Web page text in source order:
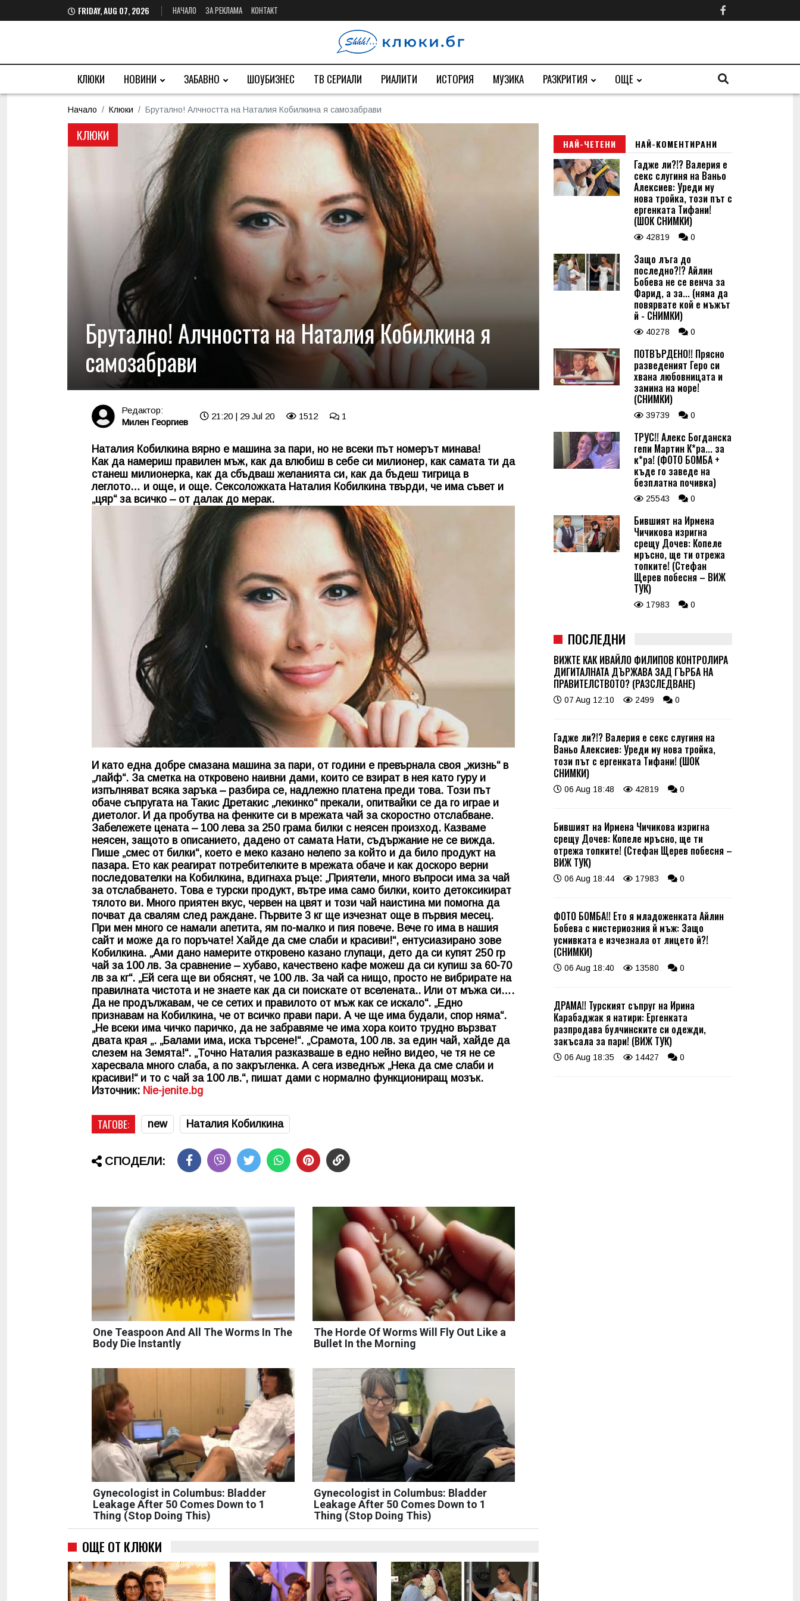
FRIDAY, AUG 07, 2026 НАЧАЛО ЗА РЕКЛАМА КОНТАКТ
КЛЮКИ НОВИНИ ЗАБАВНО ШОУБИЗНЕС ТВ СЕРИАЛИ РИАЛИТИ ИСТОРИЯ МУЗИКА РАЗКРИТИЯ ОЩЕ
Начало Клюки Брутално! Алчността на Наталия Кобилкина я самозабрави
КЛЮКИ
Брутално! Алчността на Наталия Кобилкина я
самозабрави
Редактор:
Милен Георгиев
21:20 | 29 Jul 20 1512 1
Наталия Кобилкина вярно е машина за пари, но не всеки път номерът минава!
Как да намериш правилен мъж, как да влюбиш в себе си милионер, как самата ти да
станеш милионерка, как да сбъдваш желанията си, как да бъдеш тигрица в
леглото… и още, и още. Сексоложката Наталия Кобилкина твърди, че има съвет и
„цяр“ за всичко – от далак до мерак.
И като една добре смазана машина за пари, от години е превърнала своя „жизнь“ в
„лайф“. За сметка на откровено наивни дами, които се взират в нея като гуру и
изпълняват всяка заръка – разбира се, надлежно платена преди това. Този път
обаче съпругата на Такис Дретакис „лекинко“ прекали, опитвайки се да го играе и
диетолог. И да пробутва на фенките си в мрежата чай за скоростно отслабване.
Забележете цената – 100 лева за 250 грама билки с неясен произход. Казваме
неясен, защото в описанието, дадено от самата Нати, съдържание не се вижда.
Пише „смес от билки“, което е меко казано нелепо за който и да било продукт на
пазара. Ето как реагират потребителките в мрежата обаче и как доскоро верни
последователки на Кобилкина, вдигнаха ръце: „Приятели, много въпроси има за чай
за отслабването. Това е турски продукт, вътре има само билки, които детоксикират
тялото ви. Много приятен вкус, червен на цвят и този чай наистина ми помогна да
почват да свалям след раждане. Първите 3 кг ще изчезнат още в първия месец.
При мен много се намали апетита, ям по-малко и пия повече. Вече го има в нашия
сайт и може да го поръчате! Хайде да сме слаби и красиви!“, ентусиазирано зове
Кобилкина. „Ами дано намерите откровено казано глупаци, дето да си купят 250 гр
чай за 100 лв. За сравнение – хубаво, качествено кафе можеш да си купиш за 60-70
лв за кг“. „Ей сега ще ви обяснят, че 100 лв. За чай са нищо, просто не вибрирате на
правилната чистота и не знаете как да си поискате от вселената.. Или от мъжа си….
Да не продължавам, че се сетих и правилото от мъж как се искало“. „Едно
признавам на Кобилкина, че от всичко прави пари. А че ще има будали, спор няма“.
„Не всеки има чичко паричко, да не забравяме че има хора които трудно вързват
двата края „. „Балами има, иска търсене!“. „Срамота, 100 лв. за един чай, хайде да
слезем на Земята!“. „Точно Наталия разказваше в едно нейно видео, че тя не се
харесвала много слаба, а по закръгленка. А сега изведнъж „Нека да сме слаби и
красиви!“ и то с чай за 100 лв.“, пишат дами с нормално функциониращ мозък.
Източник: Nie-jenite.bg
ТАГОВЕ: new Наталия Кобилкина
СПОДЕЛИ:
One Teaspoon And All The Worms In The
Body Die Instantly
The Horde Of Worms Will Fly Out Like a
Bullet In the Morning
Gynecologist in Columbus: Bladder
Leakage After 50 Comes Down to 1
Thing (Stop Doing This)
Gynecologist in Columbus: Bladder
Leakage After 50 Comes Down to 1
Thing (Stop Doing This)
ОЩЕ ОТ КЛЮКИ
НАЙ-ЧЕТЕНИ НАЙ-КОМЕНТИРАНИ
Гадже ли?!? Валерия е
секс слугиня на Ваньо
Алексиев: Уреди му
нова тройка, този път с
ергенката Тифани!
(ШОК СНИМКИ)
42819 0
Защо лъга до
последно?!? Айлин
Бобева не се венча за
Фарид, а за... (няма да
повярвате кой е мъжът
й - СНИМКИ)
40278 0
ПОТВЪРДЕНО!! Прясно
разведеният Геро си
хвана любовницата и
замина на море!
(СНИМКИ)
39739 0
ТРУС!! Алекс Богданска
гепи Мартин К*ра... за
к*ра! (ФОТО БОМБА +
къде го заведе на
безплатна почивка)
25543 0
Бившият на Ирмена
Чичикова изригна
срещу Дочев: Копеле
мръсно, ще ти отрежа
топките! (Стефан
Щерев побесня – ВИЖ
ТУК)
17983 0
ПОСЛЕДНИ
ВИЖТЕ КАК ИВАЙЛО ФИЛИПОВ КОНТРОЛИРА
ДИГИТАЛНАТА ДЪРЖАВА ЗАД ГЪРБА НА
ПРАВИТЕЛСТВОТО? (РАЗСЛЕДВАНЕ)
07 Aug 12:10 2499 0
Гадже ли?!? Валерия е секс слугиня на
Ваньо Алексиев: Уреди му нова тройка,
този път с ергенката Тифани! (ШОК
СНИМКИ)
06 Aug 18:48 42819 0
Бившият на Ирмена Чичикова изригна
срещу Дочев: Копеле мръсно, ще ти
отрежа топките! (Стефан Щерев побесня –
ВИЖ ТУК)
06 Aug 18:44 17983 0
ФОТО БОМБА!! Ето я младоженката Айлин
Бобева с мистериозния й мъж: Защо
усмивката е изчезнала от лицето й?!
(СНИМКИ)
06 Aug 18:40 13580 0
ДРАМА!! Турският съпруг на Ирина
Карабаджак я натири: Ергенката
разпродава булчинските си одежди,
закъсала за пари! (ВИЖ ТУК)
06 Aug 18:35 14427 0